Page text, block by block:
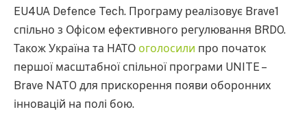
EU4UA Defence Tech. Програму реалізовує Brave1
спільно з Офісом ефективного регулювання BRDO.
Також Україна та НАТО оголосили про початок
першої масштабної спільної програми UNITE –
Brave NATO для прискорення появи оборонних
інновацій на полі бою.